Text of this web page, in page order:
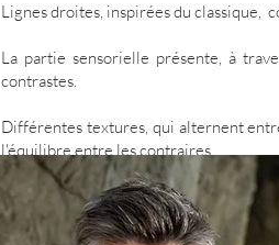
Lignes droites, inspirées du classique,
La partie sensorielle présente, à
contrastes.
Différentes textures, qui alternent
l'équilibre entre les contraires.